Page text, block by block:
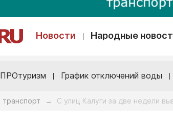
Новости Народные
ПРОтуризм График отключений воды
транспорт → С улиц Калуги за две недели